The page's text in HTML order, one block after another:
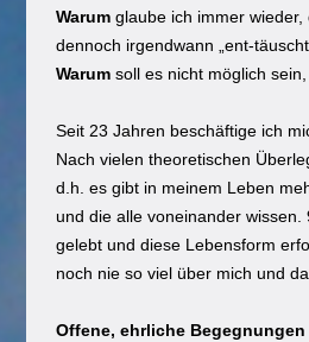
Warumglaube ich immer wieder,
dennoch irgendwann „ent-
Warumsoll es nicht möglich
Seit 23 Jahren beschäftige ich
Nach vielen theoretischen
d.h. es gibt in meinem Leben
und die alle voneinander
gelebt und diese Lebensform
noch nie so viel über mich und
Offene, ehrliche Begegnungen